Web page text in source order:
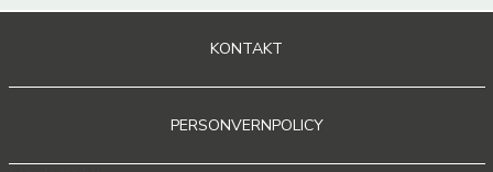
KONTAKT
PERSONVERNPOLICY